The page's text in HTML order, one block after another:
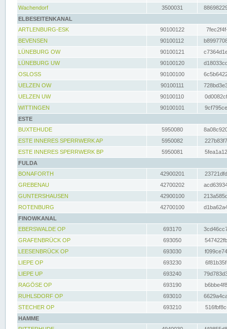
Wachendorf
3500031
ELBESEITENKANAL
ARTLENBURG-ESK
90100122
BEVENSEN
90100112
LÜNEBURG OW
90100121
LÜNEBURG UW
90100120
OSLOSS
90100100
UELZEN OW
90100111
UELZEN UW
90100110
WITTINGEN
90100101
ESTE
BUXTEHUDE
5950080
ESTE INNERES SPERRWERK AP
5950082
ESTE INNERES SPERRWERK BP
5950081
FULDA
BONAFORTH
42900201
GREBENAU
42700202
GUNTERSHAUSEN
42900100
ROTENBURG
42700100
FINOWKANAL
EBERSWALDE OP
693170
GRAFENBRÜCK OP
693050
LEESENBRÜCK OP
693030
LIEPE OP
693230
LIEPE UP
693240
RAGÖSE OP
693190
RUHLSDORF OP
693010
STECHER OP
693210
HAMME